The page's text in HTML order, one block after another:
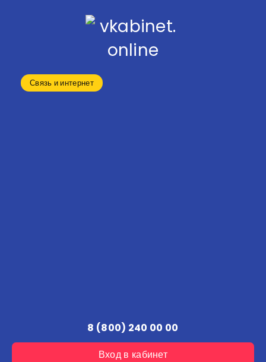
Связь и интернет
8 (800) 240 00 00
Вход в кабинет